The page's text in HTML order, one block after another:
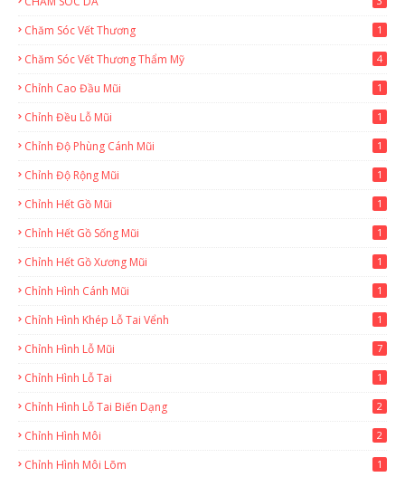
Chăm Sóc Vết Thương 1
Chăm Sóc Vết Thương Thẩm Mỹ 4
Chỉnh Cao Đầu Mũi 1
Chỉnh Đều Lỗ Mũi 1
Chỉnh Độ Phùng Cánh Mũi 1
Chỉnh Độ Rộng Mũi 1
Chỉnh Hết Gồ Mũi 1
Chỉnh Hết Gồ Sống Mũi 1
Chỉnh Hết Gồ Xương Mũi 1
Chỉnh Hình Cánh Mũi 1
Chỉnh Hình Khép Lỗ Tai Vểnh 1
Chỉnh Hình Lỗ Mũi 7
Chỉnh Hình Lỗ Tai 1
Chỉnh Hình Lỗ Tai Biến Dạng 2
Chỉnh Hình Môi 2
Chỉnh Hình Môi Lõm 1